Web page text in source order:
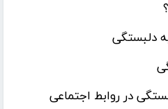
دلبستگی
در روابط اجتماعی